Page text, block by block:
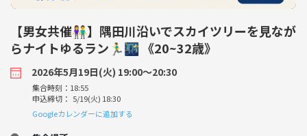
【男女共催👫】隅田川沿いでスカイツリーを見なが
らナイトゆるラン🏃‍♂️🌃 《20~32歳》
2026年5月19日(火) 19:00〜20:30
集合時刻：18:55
申込締切： 5/19(火) 18:30
Googleカレンダーに追加する